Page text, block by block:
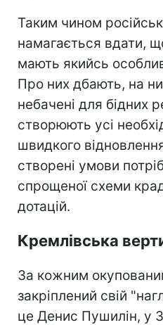
Таким чином
намагається вдати,
мають якийсь
Про них дбають, на
небачені для бідних
створюють усі
швидкого
створені умови
спрощеної схеми
дотацій.
Кремлівська
За кожним
закріплений свій
це Денис Пушилін, у